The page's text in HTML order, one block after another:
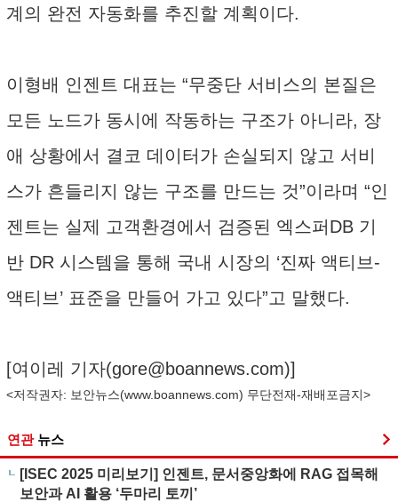
계의 완전 자동화를 추진할 계획이다.
이형배 인젠트 대표는 “무중단 서비스의 본질은
모든 노드가 동시에 작동하는 구조가 아니라, 장
애 상황에서 결코 데이터가 손실되지 않고 서비
스가 흔들리지 않는 구조를 만드는 것”이라며 “인
젠트는 실제 고객환경에서 검증된 엑스퍼DB 기
반 DR 시스템을 통해 국내 시장의 ‘진짜 액티브-
액티브’ 표준을 만들어 가고 있다”고 말했다.
[여이레 기자(gore@boannews.com)]
<저작권자: 보안뉴스(www.boannews.com) 무단전재-재배포금지>
연관 뉴스
[ISEC 2025 미리보기] 인젠트, 문서중앙화에 RAG 접목해
보안과 AI 활용 ‘두마리 토끼’